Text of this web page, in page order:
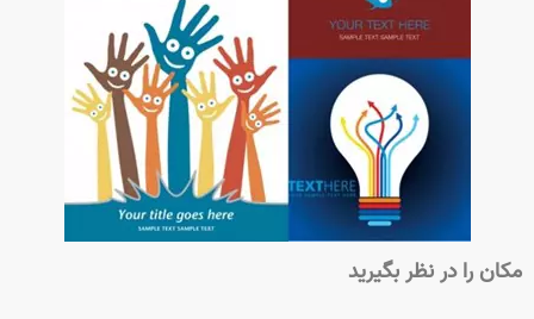
مکان را در نظر بگیرید